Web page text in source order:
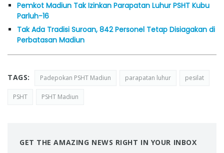
Pemkot Madiun Tak Izinkan Parapatan Luhur PSHT Kubu
Parluh-16
Tak Ada Tradisi Suroan, 842 Personel Tetap Disiagakan di
Perbatasan Madiun
TAGS: Padepokan PSHT Madiun parapatan luhur pesilat
PSHT PSHT Madiun
GET THE AMAZING NEWS RIGHT IN YOUR INBOX